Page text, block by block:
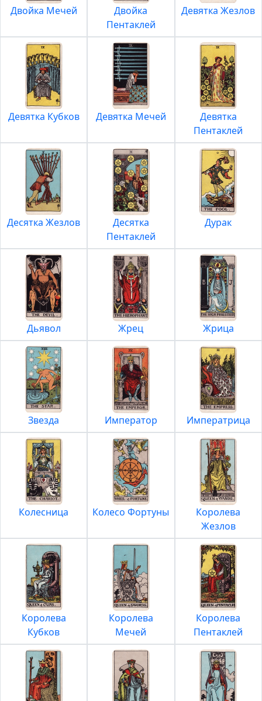
Двойка Мечей
Двойка
Пентаклей
Девятка Жезлов
Девятка Кубков Девятка Мечей
Девятка
Пентаклей
Десятка Жезлов
Десятка
Пентаклей
Дурак
Дьявол Жрец Жрица
Звезда Император Императрица
Колесница Колесо Фортуны
Королева
Жезлов
Королева
Кубков
Королева
Мечей
Королева
Пентаклей